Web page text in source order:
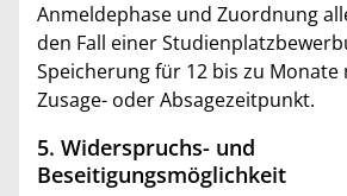
Anmeldephase und Zuordnung
den Fall einer
Speicherung für 12 bis zu Monate
Zusage- oder Absagezeitpunkt.
5. Widerspruchs- und
Beseitigungsmöglichkeit